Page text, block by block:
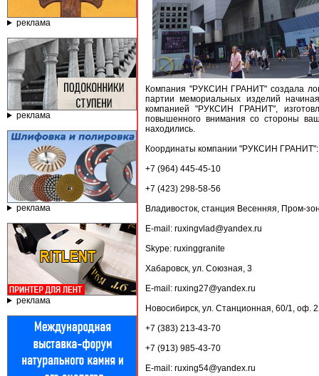
реклама
реклама
реклама
реклама
Компания "РУКСИН ГРАНИТ" создала
партии мемориальных изделий
компанией "РУКСИН ГРАНИТ",
повышенного внимания со стороны
находились.
Координаты компании "РУКСИН ГРАНИТ":
+7 (964) 445-45-10
+7 (423) 298-58-56
Владивосток, станция Весенняя, Пром-
E-mail: ruxingvlad@yandex.ru
Skype: ruxinggranite
Хабаровск, ул. Союзная, 3
E-mail: ruxing27@yandex.ru
Новосибирск, ул. Станционная, 60/1, оф.
+7 (383) 213-43-70
+7 (913) 985-43-70
E-mail: ruxing54@yandex.ru